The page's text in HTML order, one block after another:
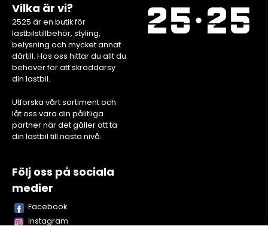
Vilka är vi?
2525 är en butik för
lastbilstillbehör, styling,
belysning och mycket annat
därtill. Hos oss hittar du allt du
behöver för att skräddarsy
din lastbil.
Utforska vårt sortiment och
låt oss vara din pålitliga
partner när det gäller att ta
din lastbil till nästa nivå.
Följ oss på sociala
medier
Facebook
Instagram